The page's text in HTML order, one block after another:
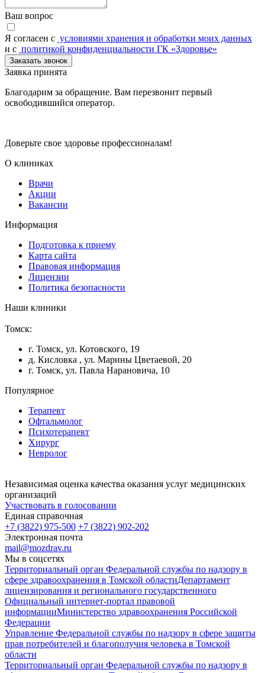
Ваш вопрос
Я согласен c условиями хранения и обработки моих данных
и с политикой конфиденциальности ГК «Здоровье»
Заказать звонок
Заявка принята
Благодарим за обращение. Вам перезвонит первый
освободившийся оператор.
Доверьте свое здоровье профессионалам!
О клиниках
Врачи
Акции
Вакансии
Информация
Подготовка к приему
Карта сайта
Правовая информация
Лицензии
Политика безопасности
Наши клиники
Томск:
г. Томск, ул. Котовского, 19
д. Кисловка , ул. Марины Цветаевой, 20
г. Томск, ул. Павла Нарановича, 10
Популярное
Терапевт
Офтальмолог
Психотерапевт
Хирург
Невролог
Независимая оценка качества оказания услуг медицинских
организаций
Участвовать в голосовании
Единая справочная
+7 (3822) 975-500 +7 (3822) 902-202
Электронная почта
mail@mozdrav.ru
Мы в соцсетях
Территориальный орган Федеральной службы по надзору в
сфере здравоохранения в Томской областиДепартамент
лицензирования и регионального государственного
Официальный интернет-портал правовой
информацииМинистерство здравоохранения Российской
Федерации
Управление Федеральной службы по надзору в сфере защиты
прав потребителей и благополучия человека в Томской
области
Территориальный орган Федеральной службы по надзору в